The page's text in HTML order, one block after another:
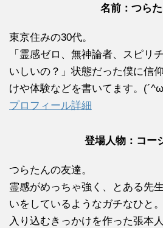
名前：つら
東京住みの30代。
「霊感ゼロ、無神論者、スピリ
いしいの？」状態だった僕に信
けや体験などを書いてます。
プロフィール詳細
登場人物：コー
つらたんの友達。
霊感がめっちゃ強く、とある先
いをしているようなガチなひと
入り込むきっかけを作った張本人